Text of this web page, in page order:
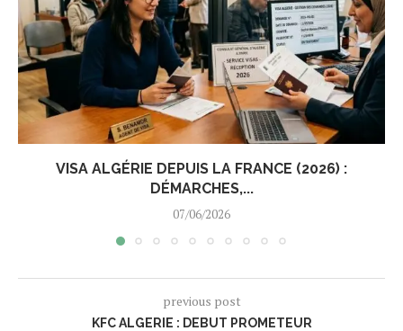
VISA ALGÉRIE DEPUIS LA FRANCE (2026) :
DÉMARCHES,...
07/06/2026
previous post
KFC ALGERIE : DEBUT PROMETEUR